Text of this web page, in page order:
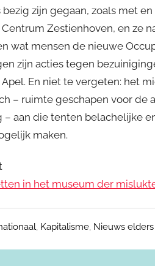
zijn gegaan, zoals met
Zestienhoven, en ze
wat mensen de nieuwe
zijn acties tegen
En niet te vergeten: het
– ruimte geschapen voor de
– aan die tenten belachelijke
maken.
in het museum der
, Kapitalisme, Nieuws elders